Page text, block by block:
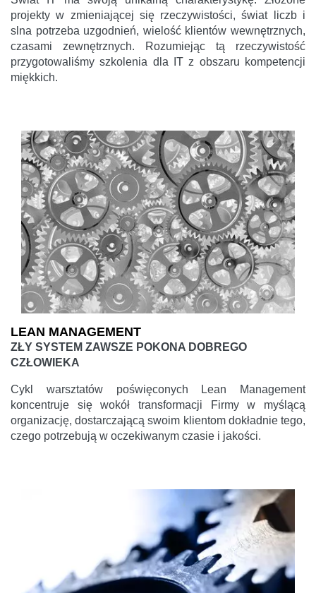
projekty w zmieniającej się rzeczywistości, świat liczb i
slna potrzeba uzgodnień, wielość klientów wewnętrznych,
czasami zewnętrznych. Rozumiejąc tą rzeczywistość
przygotowaliśmy szkolenia dla IT z obszaru kompetencji
miękkich.
LEAN MANAGEMENT
ZŁY SYSTEM ZAWSZE POKONA DOBREGO
CZŁOWIEKA
Cykl warsztatów poświęconych Lean Management
koncentruje się wokół transformacji Firmy w myślącą
organizację, dostarczającą swoim klientom dokładnie tego,
czego potrzebują w oczekiwanym czasie i jakości.